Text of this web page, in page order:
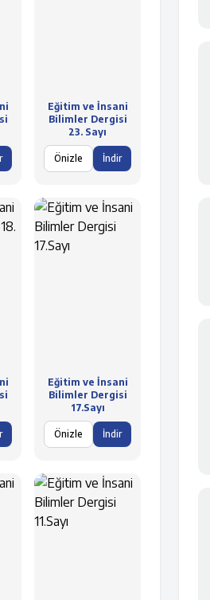
Eğitim ve İnsani
Bilimler Dergisi
23. Sayı
Önizle İndir
Eğitim ve İnsani
Bilimler Dergisi
17.Sayı
Önizle İndir